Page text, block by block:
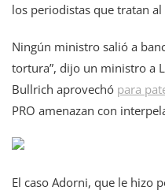
los periodistas que tratan
Ningún ministro salió a
tortura”, dijo un ministro a
Bullrich aprovechó para
PRO amenazan con
El caso Adorni, que le hizo